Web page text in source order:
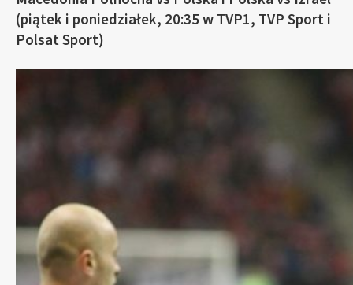
(piątek i poniedziałek, 20:35 w TVP1, TVP Sport i
Polsat Sport)